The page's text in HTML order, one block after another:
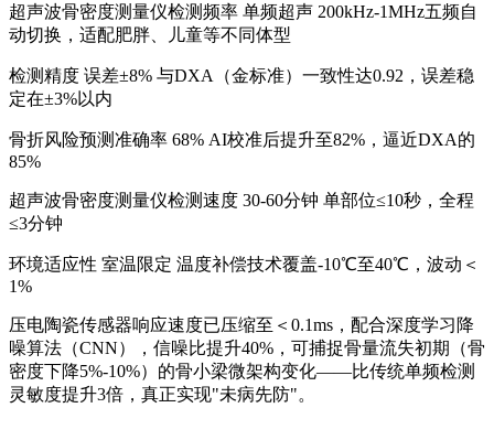
超声波骨密度测量仪检测频率 单频超声 200kHz-1MHz五频自
动切换，适配肥胖、儿童等不同体型
检测精度 误差±8% 与DXA（金标准）一致性达0.92，误差稳
定在±3%以内
骨折风险预测准确率 68% AI校准后提升至82%，逼近DXA的
85%
超声波骨密度测量仪检测速度 30-60分钟 单部位≤10秒，全程
≤3分钟
环境适应性 室温限定 温度补偿技术覆盖-10℃至40℃，波动＜
1%
压电陶瓷传感器响应速度已压缩至＜0.1ms，配合深度学习降
噪算法（CNN），信噪比提升40%，可捕捉骨量流失初期（骨
密度下降5%-10%）的骨小梁微架构变化——比传统单频检测
灵敏度提升3倍，真正实现"未病先防"。